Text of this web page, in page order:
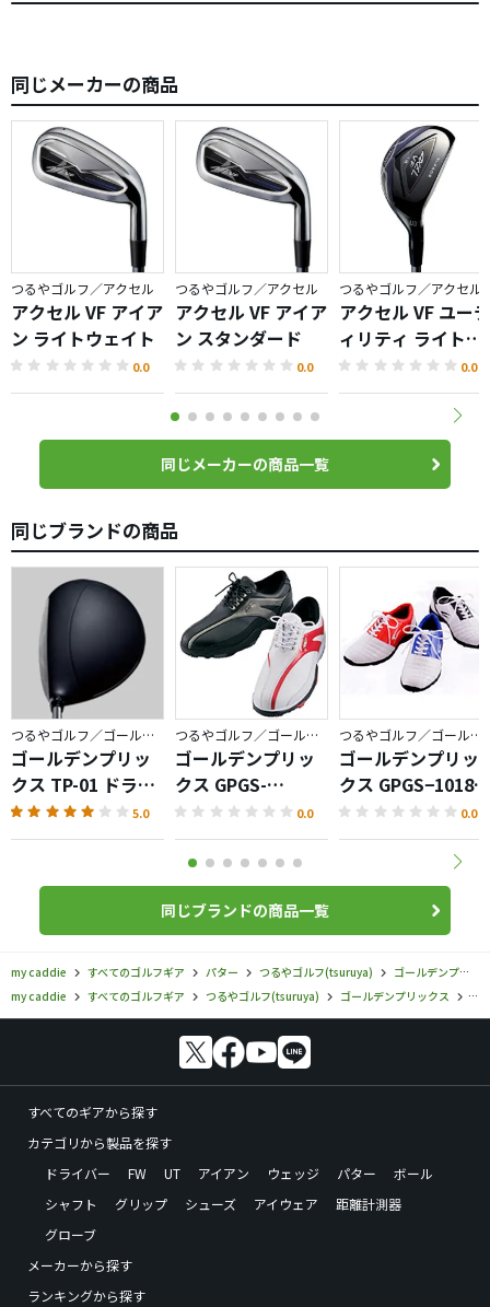
同じメーカーの商品
つるやゴルフ／アクセル
アクセル VF アイア
ン ライトウェイト
0.0
つるやゴルフ／アクセル
アクセル VF アイア
ン スタンダード
0.0
つるやゴルフ／アクセル
アクセル VF ユーテ
ィリティ ライトウ
ェイト
0.0
同じメーカーの商品一覧
同じブランドの商品
つるやゴルフ／ゴールデンプリックス
ゴールデンプリッ
クス TP-01 ドライ
バー
5.0
つるやゴルフ／ゴールデンプリックス
ゴールデンプリッ
クス GPGS-
10261GB ゴルフシ
ューズ
0.0
つるやゴルフ／ゴールデンプリックス
ゴールデンプリッ
クス GPGS−10181
ゴルフシューズ 0.0
同じブランドの商品一覧
my caddie すべてのゴルフギア パター つるやゴルフ(tsuruya)
ゴールデンプリックス
my caddie
すべてのゴルフギア つるやゴルフ(tsuruya) ゴールデンプリックス つ
すべてのギアから探す
カテゴリから製品を探す
ドライバー
FW UT アイアン ウェッジ パター
ボール
シャフト
グリップ シューズ アイウェア
距離計測器
グローブ
メーカーから探す
ランキングから探す